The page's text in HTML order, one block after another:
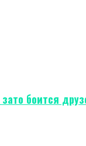
боится